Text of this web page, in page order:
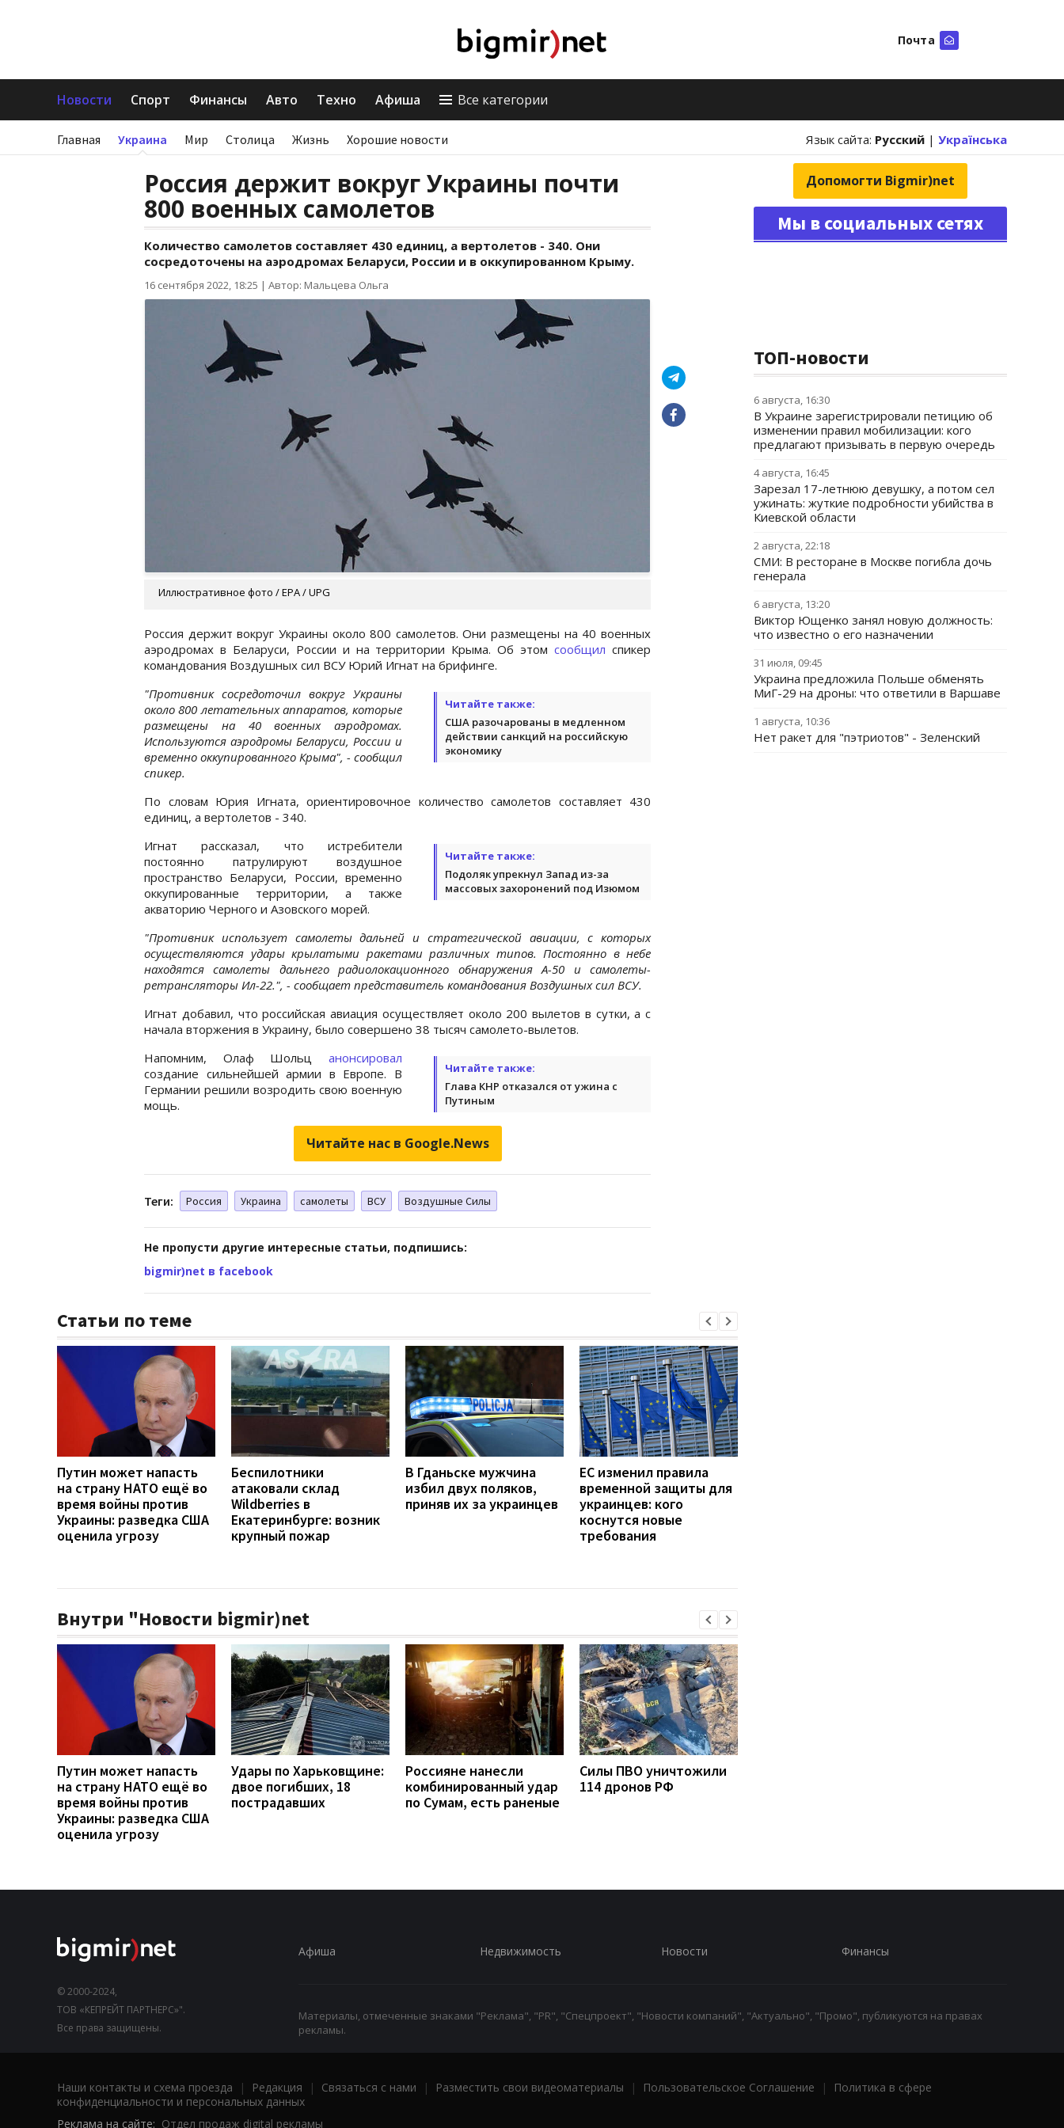
Почта
Новости Спорт Финансы Авто Техно Афиша Все категории
Главная Украина Мир Столица Жизнь Хорошие новости Язык сайта: Русский | Українська
Россия держит вокруг Украины почти
800 военных самолетов
Количество самолетов составляет 430 единиц, а вертолетов - 340. Они
сосредоточены на аэродромах Беларуси, России и в оккупированном Крыму.
16 сентября 2022, 18:25 | Автор: Мальцева Ольга
Иллюстративное фото / EPA / UPG
Россия держит вокруг Украины около 800 самолетов. Они размещены на 40 военных
аэродромах в Беларуси, России и на территории Крыма. Об этомсообщил спикер
командования Воздушных сил ВСУ Юрий Игнат на брифинге.
Читайте также:
США разочарованы в медленном
действии санкций на российскую
экономику
"Противник сосредоточил вокруг Украины
около 800 летательных аппаратов, которые
размещены на 40 военных аэродромах.
Используются аэродромы Беларуси, России и
временно оккупированного Крыма", - сообщил
спикер.
По словам Юрия Игната, ориентировочное количество самолетов составляет 430
единиц, а вертолетов - 340.
Читайте также:
Подоляк упрекнул Запад из-за
массовых захоронений под Изюмом
Игнат рассказал, что истребители
постоянно патрулируют воздушное
пространство Беларуси, России, временно
оккупированные территории, а также
акваторию Черного и Азовского морей.
"Противник использует самолеты дальней и стратегической авиации, с которых
осуществляются удары крылатыми ракетами различных типов. Постоянно в небе
находятся самолеты дальнего радиолокационного обнаружения А-50 и самолеты-
ретрансляторы Ил-22.", - сообщает представитель командования Воздушных сил ВСУ.
Игнат добавил, что российская авиация осуществляет около 200 вылетов в сутки, а с
начала вторжения в Украину, было совершено 38 тысяч самолето-вылетов.
Читайте также:
Глава КНР отказался от ужина с
Путиным
Напомним, Олаф Шольц анонсировал
создание сильнейшей армии в Европе. В
Германии решили возродить свою военную
мощь.
Читайте нас в Google.News
Теги: Россия Украина самолеты ВСУ Воздушные Силы
Не пропусти другие интересные статьи, подпишись:
bigmir)net в facebook
Статьи по теме
Путин может напасть
на страну НАТО ещё во
время войны против
Украины: разведка США
оценила угрозу
Беспилотники
атаковали склад
Wildberries в
Екатеринбурге: возник
крупный пожар
В Гданьске мужчина
избил двух поляков,
приняв их за украинцев
ЕС изменил правила
временной защиты для
украинцев: кого
коснутся новые
требования
Внутри "Новости bigmir)net
Путин может напасть
на страну НАТО ещё во
время войны против
Украины: разведка США
оценила угрозу
Удары по Харьковщине:
двое погибших, 18
пострадавших
Россияне нанесли
комбинированный удар
по Сумам, есть раненые
Силы ПВО уничтожили
114 дронов РФ
Допомогти Bigmir)net
Мы в социальных сетях
ТОП-новости
6 августа, 16:30
В Украине зарегистрировали петицию об
изменении правил мобилизации: кого
предлагают призывать в первую очередь
4 августа, 16:45
Зарезал 17-летнюю девушку, а потом сел
ужинать: жуткие подробности убийства в
Киевской области
2 августа, 22:18
СМИ: В ресторане в Москве погибла дочь
генерала
6 августа, 13:20
Виктор Ющенко занял новую должность:
что известно о его назначении
31 июля, 09:45
Украина предложила Польше обменять
МиГ-29 на дроны: что ответили в Варшаве
1 августа, 10:36
Нет ракет для "пэтриотов" - Зеленский
© 2000-2024,
ТОВ «КЕПРЕЙТ ПАРТНЕРС»".
Все права защищены.
Афиша Недвижимость Новости Финансы
Материалы, отмеченные знаками "Реклама", "PR", "Спецпроект", "Новости компаний", "Актуально", "Промо", публикуются на правах
рекламы.
Наши контакты и схема проезда | Редакция | Связаться с нами | Разместить свои видеоматериалы | Пользовательское Соглашение |
Политика в сфере
конфиденциальности и персональных данных
Реклама на сайте: Отдел продаж digital рекламы